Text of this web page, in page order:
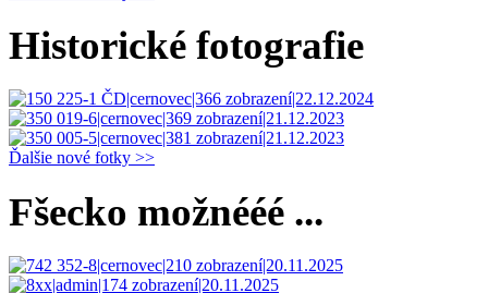
Historické fotografie
Ďalšie nové fotky >>
Fšecko možnééé ...